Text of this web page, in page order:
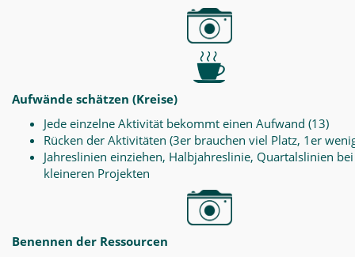
Aufwände schätzen (Kreise)
Jede einzelne Aktivität bekommt einen Aufwand (13)
Rücken der Aktivitäten (3er brauchen viel Platz, 1er
Jahreslinien einziehen, Halbjahreslinie, Quartalslinien bei
kleineren Projekten
Benennen der Ressourcen